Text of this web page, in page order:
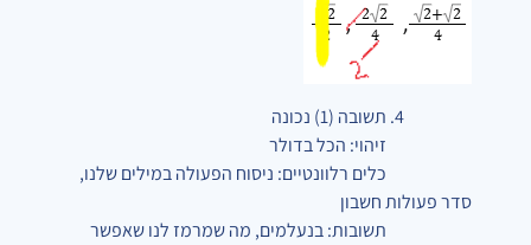
זיהוי: הכל בדולר
כלים רלוונטיים: ניסוח הפעולה במילים שלנו,
סדר פעולות חשבון
תשובות: בנעלמים, מה שמרמז לנו שאפשר